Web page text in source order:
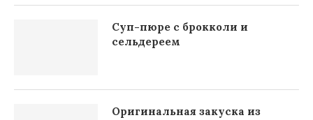
Суп-пюре с брокколи и
сельдереем
Оригинальная закуска из